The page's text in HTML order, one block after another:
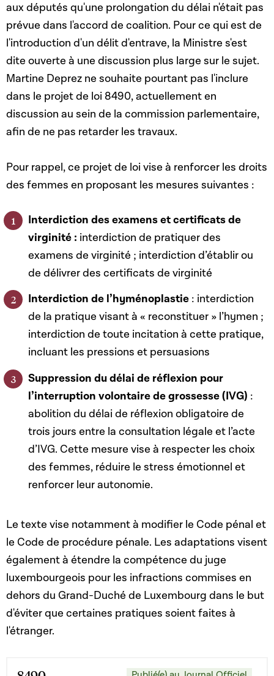
aux députés qu'une prolongation du délai n'était pas
prévue dans l'accord de coalition. Pour ce qui est de
l'introduction d'un délit d'entrave, la Ministre s'est
dite ouverte à une discussion plus large sur le sujet.
Martine Deprez ne souhaite pourtant pas l'inclure
dans le projet de loi 8490, actuellement en
discussion au sein de la commission parlementaire,
afin de ne pas retarder les travaux.
Pour rappel, ce projet de loi vise à renforcer les droits
des femmes en proposant les mesures suivantes :
Interdiction des examens et certificats de
virginité : interdiction de pratiquer des
examens de virginité ; interdiction d’établir ou
de délivrer des certificats de virginité
Interdiction de l’hyménoplastie : interdiction
de la pratique visant à « reconstituer » l’hymen ;
interdiction de toute incitation à cette pratique,
incluant les pressions et persuasions
Suppression du délai de réflexion pour
l’interruption volontaire de grossesse (IVG) :
abolition du délai de réflexion obligatoire de
trois jours entre la consultation légale et l’acte
d’IVG. Cette mesure vise à respecter les choix
des femmes, réduire le stress émotionnel et
renforcer leur autonomie.
Le texte vise notamment à modifier le Code pénal et
le Code de procédure pénale. Les adaptations visent
également à étendre la compétence du juge
luxembourgeois pour les infractions commises en
dehors du Grand-Duché de Luxembourg dans le but
d'éviter que certaines pratiques soient faites à
l'étranger.